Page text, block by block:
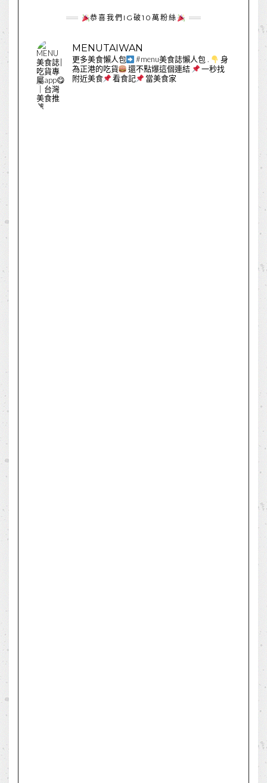
恭喜我們IG破10萬粉絲
MENUTAIWAN
更多美食懶人包 #menu美食誌懶人包.
身
為正港的吃貨
還不點爆這個連結
一秒找
附近美食
看食記 當美食家